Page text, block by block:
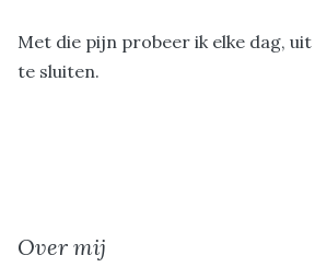
Met die pijn probeer ik elke dag,
te sluiten.
Over mij